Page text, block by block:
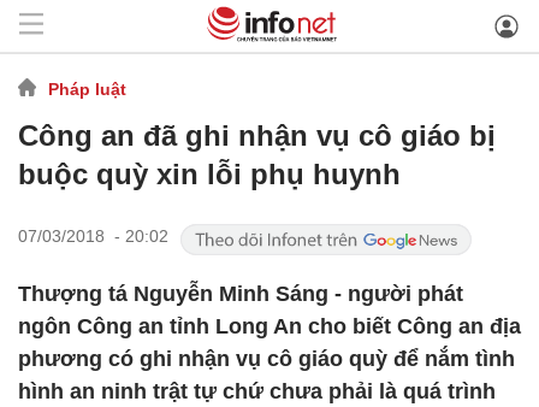
Pháp luật
Công an đã ghi nhận vụ cô giáo bị
buộc quỳ xin lỗi phụ huynh
07/03/2018 - 20:02
Thượng tá Nguyễn Minh Sáng - người phát
ngôn Công an tỉnh Long An cho biết Công an địa
phương có ghi nhận vụ cô giáo quỳ để nắm tình
hình an ninh trật tự chứ chưa phải là quá trình